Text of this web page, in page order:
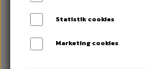
Statistik cookies
Marketing cookies